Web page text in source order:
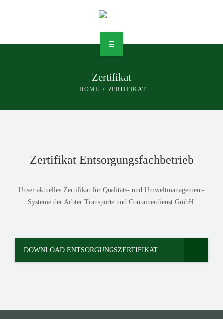
Zertifikat
HOME ZERTIFIKAT
Zertifikat Entsorgungsfachbetrieb
Unser aktuelles Zertifikat für Qualitäts- und Umweltmanagement-
Systeme der Arbter Transporte und Containerdienst GmbH:
DOWNLOAD ENTSORGUNGSZERTIFIKAT